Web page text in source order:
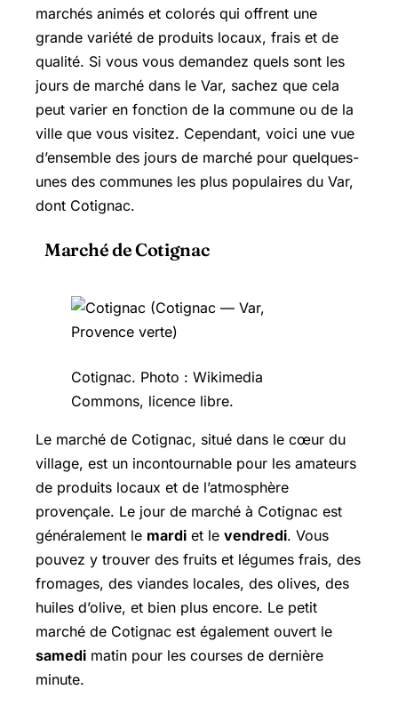
marchés animés et colorés qui offrent une
grande variété de produits locaux, frais et de
qualité. Si vous vous demandez quels sont les
jours de marché dans le Var, sachez que cela
peut varier en fonction de la commune ou de la
ville que vous visitez. Cependant, voici une vue
d’ensemble des jours de marché pour quelques-
unes des communes les plus populaires du Var,
dont Cotignac.
Marché de Cotignac
Cotignac. Photo : Wikimedia
Commons, licence libre.
Le marché de Cotignac, situé dans le cœur du
village, est un incontournable pour les amateurs
de produits locaux et de l’atmosphère
provençale. Le jour de marché à Cotignac est
généralement le mardi et le vendredi. Vous
pouvez y trouver des fruits et légumes frais, des
fromages, des viandes locales, des olives, des
huiles d’olive, et bien plus encore. Le petit
marché de Cotignac est également ouvert le
samedi matin pour les courses de dernière
minute.